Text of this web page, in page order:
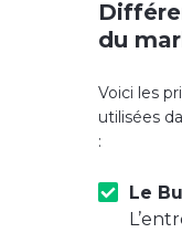
du
Voici les
utilisées
:
Le